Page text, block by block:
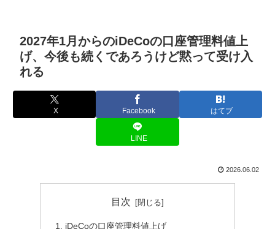
2027年1月からのiDeCoの口座管理料値上
げ、今後も続くであろうけど黙って受け入
れる
X Facebook はてブ
LINE
2026.06.02
目次
iDeCoの口座管理料値上げ